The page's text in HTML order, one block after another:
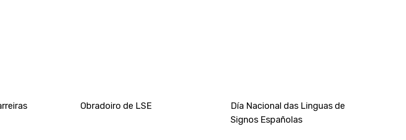
Obradoiro de LSE
Día Nacional das Linguas de
Signos Españolas